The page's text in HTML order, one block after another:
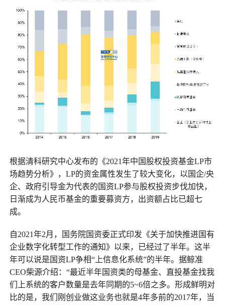
根据清科研究中心发布的《2021年中国股权投资基金LP市
场趋势分析》，LP的资金属性发生了较大变化，以国企/央
企、政府引导金为代表的国资LP参与股权投资步伐加快，
日渐成为人民币基金的重要募资方，出资额占比已超七
成。
自2021年2月，国务院国资委正式印发《关于加快推进国有
企业数字化转型工作的通知》以来，已经过了半年。这半
年可以说是国资LP争相“上信息化系统”的半年。据鲸准
CEO柴源介绍：“最近半年国资类的母基金、直投基金找我
们上系统的客户数量是去年同期的5~6倍之多。形成鲜明对
比的是，我们刚创业做这业务也就是4年多前的2017年，当